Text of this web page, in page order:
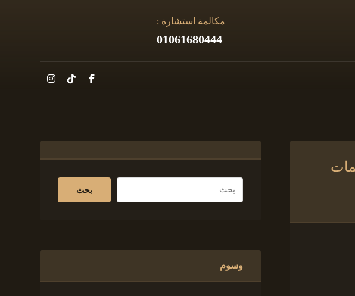
مكالمة استشارة :
01061680444
2025 حسب تعليمات
وسوم